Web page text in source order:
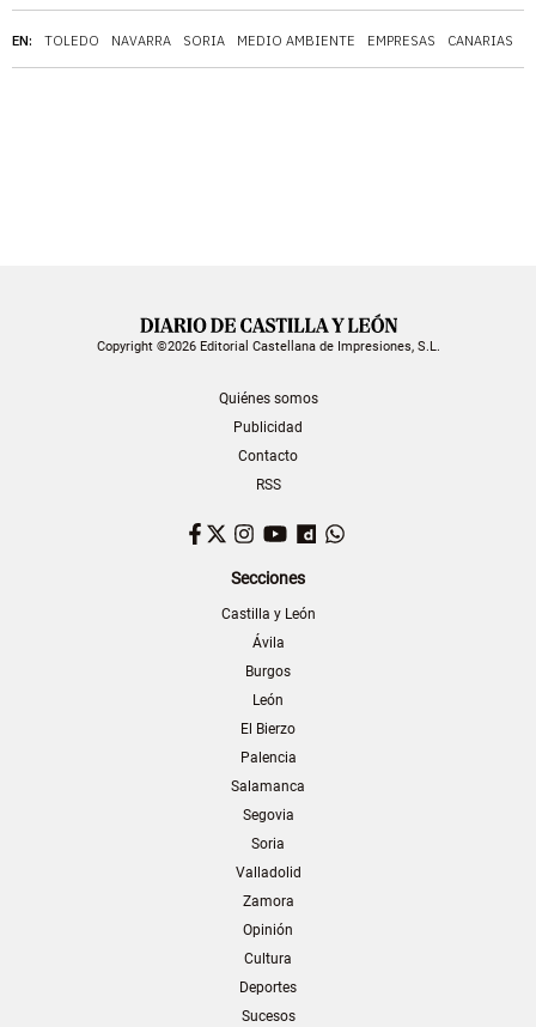
EN: TOLEDO NAVARRA SORIA MEDIO AMBIENTE EMPRESAS CANARIAS
Copyright ©2026 Editorial Castellana de Impresiones, S.L.
Quiénes somos
Publicidad
Contacto
RSS
Facebook
TwitterInstagram
YouTubeDailymotion
Secciones
Castilla y León
Ávila
Burgos
León
El Bierzo
Palencia
Salamanca
Segovia
Soria
Valladolid
Zamora
Opinión
Cultura
Deportes
Sucesos